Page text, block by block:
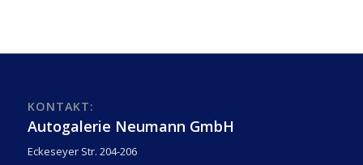
KONTAKT:
Autogalerie Neumann GmbH
Eckeseyer Str. 204-206